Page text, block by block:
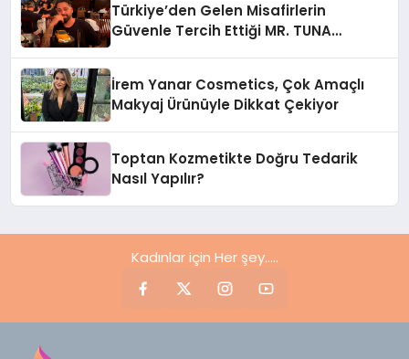
Türkiye’den Gelen Misafirlerin
Güvenle Tercih Ettiği MR. TUNA
İrem Yanar Cosmetics, Çok Amaçlı
Makyaj Ürünüyle Dikkat Çekiyor
Toptan Kozmetikte Doğru Tedarik
Nasıl Yapılır?
Kadınlar için Her şey.....